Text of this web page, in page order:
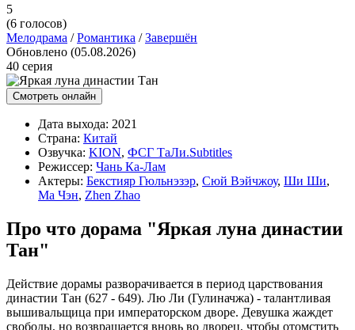
5
(6 голосов)
Мелодрама /Романтика /Завершён
Обновлено (05.08.2026)
40 серия
Смотреть онлайн
Дата выхода: 2021
Страна: Китай
Озвучка: KION, ФСГ ТаЛи.Subtitles
Режиссер: Чань Ка-Лам
Актеры: Бекстияр Гюльнэзэр, Сюй Вэйчжоу, Ши Ши,
Ма Чэн, Zhen Zhao
Про что дорама "Яркая луна династии
Тан"
Действие дорамы разворачивается в период царствования
династии Тан (627 - 649). Лю Ли (Гулиначжа) - талантливая
вышивальщица при императорском дворе. Девушка жаждет
свободы, но возвращается вновь во дворец, чтобы отомстить